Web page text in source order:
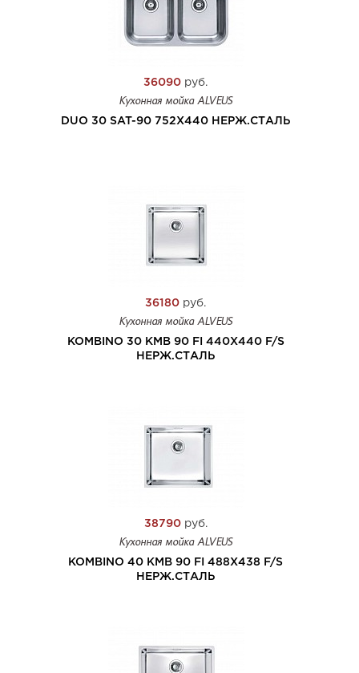
36090 руб.
Кухонная мойка ALVEUS
DUO 30 SAT-90 752X440 НЕРЖ.СТАЛЬ
36180 руб.
Кухонная мойка ALVEUS
KOMBINO 30 KMB 90 FI 440X440 F/S
НЕРЖ.СТАЛЬ
38790руб.
Кухонная мойка ALVEUS
KOMBINO 40 KMB 90 FI 488X438 F/S
НЕРЖ.СТАЛЬ